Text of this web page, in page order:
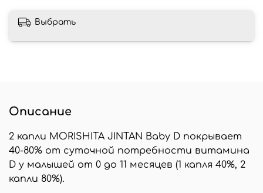
Выбрать
Описание
2 капли MORISHITA JINTAN Baby D покрывает
40-80% от суточной потребности витамина
D у малышей от 0 до 11 месяцев (1 капля 40%, 2
капли 80%).